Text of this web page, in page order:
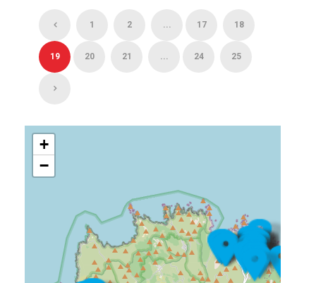
1 2 ... 17 18
19 20 21 ... 24 25
+
−